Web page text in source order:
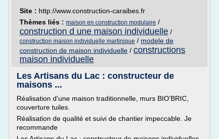
Site : http://www.construction-caraibes.fr
Thèmes liés : maison en construction modulaire /
construction d une maison individuelle /
construction maison individuelle martinique / modele de
construction de maison individuelle / constructions
maison individuelle
Les Artisans du Lac : constructeur de
maisons ...
Réalisation d'une maison traditionnelle, murs BIO'BRIC,
couverture tuiles.
Réalisation de qualité et suivi de chantier impeccable. Je
recommande